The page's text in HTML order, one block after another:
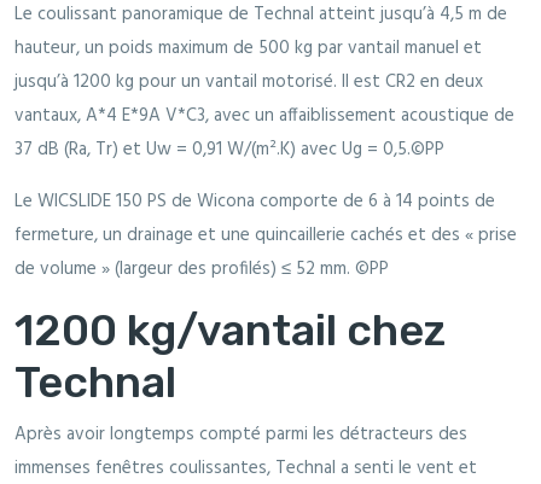
Le coulissant panoramique de Technal atteint jusqu’à 4,5 m de
hauteur, un poids maximum de 500 kg par vantail manuel et
jusqu’à 1200 kg pour un vantail motorisé. Il est CR2 en deux
vantaux, A*4 E*9A V*C3, avec un affaiblissement acoustique de
37 dB (Ra, Tr) et Uw = 0,91 W/(m².K) avec Ug = 0,5.©PP
Le WICSLIDE 150 PS de Wicona comporte de 6 à 14 points de
fermeture, un drainage et une quincaillerie cachés et des « prise
de volume » (largeur des profilés) ≤ 52 mm. ©PP
1200 kg/vantail chez
Technal
Après avoir longtemps compté parmi les détracteurs des
immenses fenêtres coulissantes, Technal a senti le vent et